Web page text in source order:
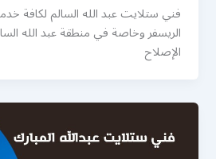
فني ستلايت عبد الله السالم لكافة
الريسفر وخاصة في منطقة عبد الله
الإصلاح